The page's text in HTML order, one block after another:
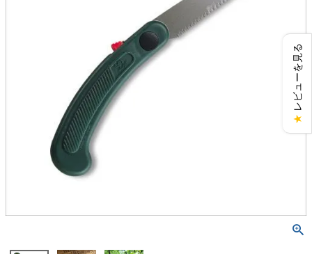
★
レビューを見る